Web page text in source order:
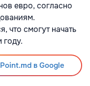
евро, согласно
что смогут начать
в Google